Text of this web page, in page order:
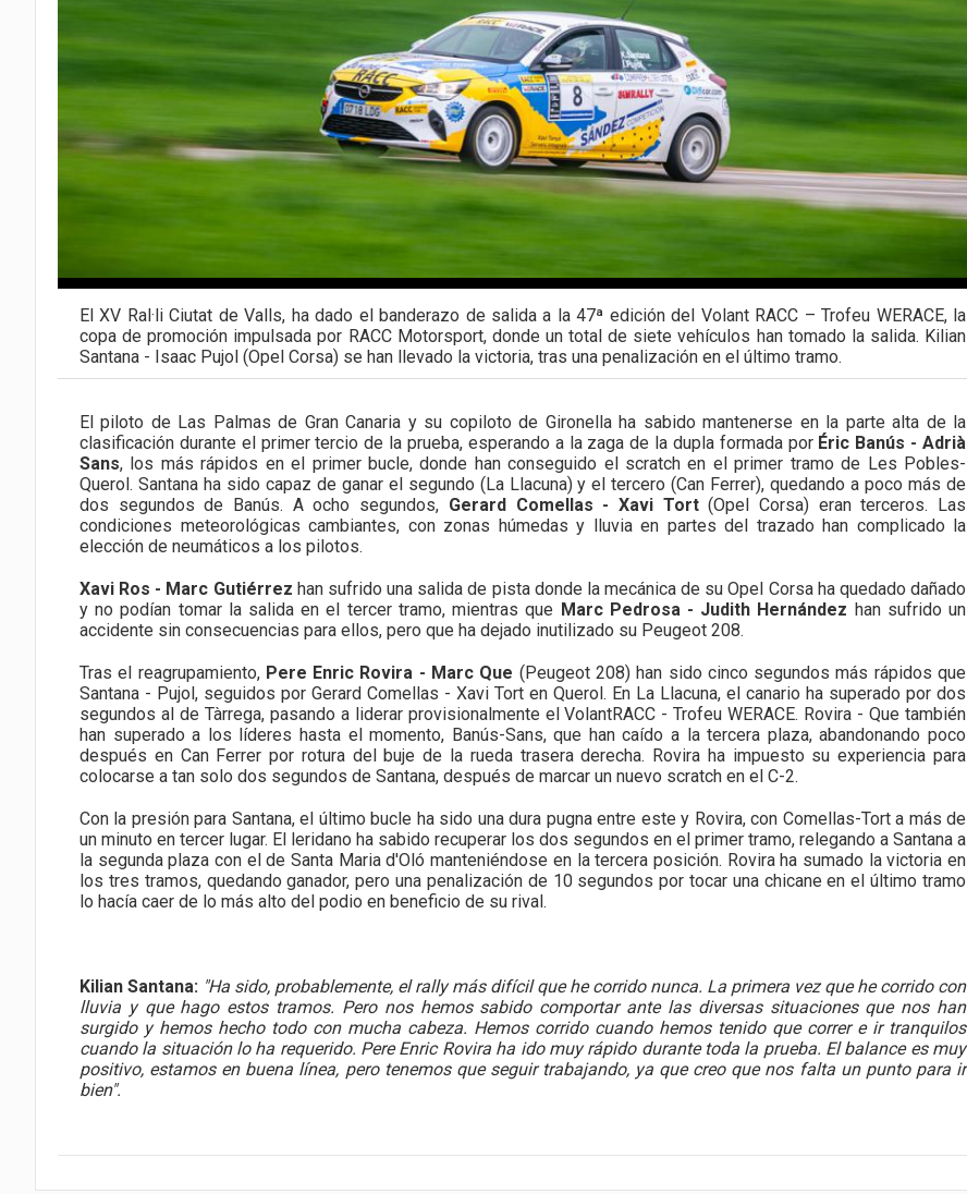
El XV Ral·li Ciutat de Valls, ha dado el banderazo de salida a la 47ª edición del Volant RACC – Trofeu WERACE, la
copa de promoción impulsada por RACC Motorsport, donde un total de siete vehículos han tomado la salida. Kilian
Santana - Isaac Pujol (Opel Corsa) se han llevado la victoria, tras una penalización en el último tramo.
El piloto de Las Palmas de Gran Canaria y su copiloto de Gironella ha sabido mantenerse en la parte alta de la
clasificación durante el primer tercio de la prueba, esperando a la zaga de la dupla formada por Éric Banús - Adrià
Sans, los más rápidos en el primer bucle, donde han conseguido el scratch en el primer tramo de Les Pobles-
Querol. Santana ha sido capaz de ganar el segundo (La Llacuna) y el tercero (Can Ferrer), quedando a poco más de
dos segundos de Banús. A ocho segundos, Gerard Comellas - Xavi Tort(Opel Corsa) eran terceros. Las
condiciones meteorológicas cambiantes, con zonas húmedas y lluvia en partes del trazado han complicado la
elección de neumáticos a los pilotos.
Xavi Ros - Marc Gutiérrez han sufrido una salida de pista donde la mecánica de su Opel Corsa ha quedado dañado
y no podían tomar la salida en el tercer tramo, mientras que Marc Pedrosa - Judith Hernández han sufrido un
accidente sin consecuencias para ellos, pero que ha dejado inutilizado su Peugeot 208.
Tras el reagrupamiento, Pere Enric Rovira - Marc Que (Peugeot 208) han sido cinco segundos más rápidos que
Santana - Pujol, seguidos por Gerard Comellas - Xavi Tort en Querol. En La Llacuna, el canario ha superado por dos
segundos al de Tàrrega, pasando a liderar provisionalmente el VolantRACC - Trofeu WERACE. Rovira - Que también
han superado a los líderes hasta el momento, Banús-Sans, que han caído a la tercera plaza, abandonando poco
después en Can Ferrer por rotura del buje de la rueda trasera derecha. Rovira ha impuesto su experiencia para
colocarse a tan solo dos segundos de Santana, después de marcar un nuevo scratch en el C-2.
Con la presión para Santana, el último bucle ha sido una dura pugna entre este y Rovira, con Comellas-Tort a más de
un minuto en tercer lugar. El leridano ha sabido recuperar los dos segundos en el primer tramo, relegando a Santana a
la segunda plaza con el de Santa Maria d'Oló manteniéndose en la tercera posición. Rovira ha sumado la victoria en
los tres tramos, quedando ganador, pero una penalización de 10 segundos por tocar una chicane en el último tramo
lo hacía caer de lo más alto del podio en beneficio de su rival.
Kilian Santana: "Ha sido, probablemente, el rally más difícil que he corrido nunca. La primera vez que he corrido con
lluvia y que hago estos tramos. Pero nos hemos sabido comportar ante las diversas situaciones que nos han
surgido y hemos hecho todo con mucha cabeza. Hemos corrido cuando hemos tenido que correr e ir tranquilos
cuando la situación lo ha requerido. Pere Enric Rovira ha ido muy rápido durante toda la prueba. El balance es muy
positivo, estamos en buena línea, pero tenemos que seguir trabajando, ya que creo que nos falta un punto para ir
bien".